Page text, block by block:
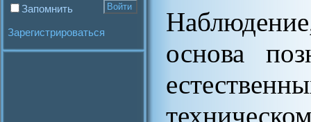
Запомнить
Зарегистрироваться
основа